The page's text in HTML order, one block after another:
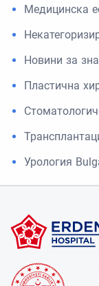
Медицинска
Новини за
Пластична
Урология